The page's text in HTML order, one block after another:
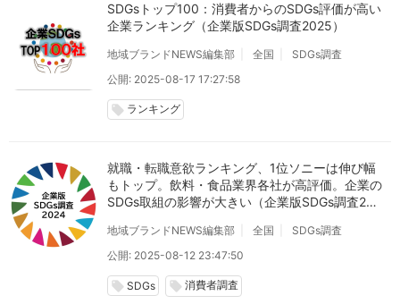
SDGsトップ100：消費者からのSDGs評価が高い
企業ランキング（企業版SDGs調査2025）
地域ブランドNEWS編集部 全国
SDGs調査
公開: 2025-08-17 17:27:58
local_offer ランキング
就職・転職意欲ランキング、1位ソニーは伸び幅
もトップ。飲料・食品業界各社が高評価。企業の
SDGs取組の影響が大きい（企業版SDGs調査202
地域ブランドNEWS編集部 全国
SDGs調査
公開: 2025-08-12 23:47:50
local_offer SDGs local_offer 消費者調査